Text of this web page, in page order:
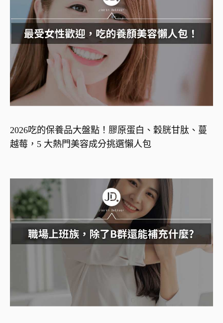
2026吃的保養品大盤點！膠原蛋白、穀胱甘肽、蔓
越莓，5 大熱門美容成分挑選懶人包